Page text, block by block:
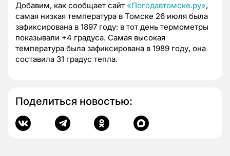
Добавим, как сообщает сайт «Погодавтомске.ру»,
самая низкая температура в Томске 26 июля была
зафиксирована в 1897 году: в тот день термометры
показывали +4 градуса. Самая высокая
температура была зафиксирована в 1989 году, она
составила 31 градус тепла.
Поделиться новостью: